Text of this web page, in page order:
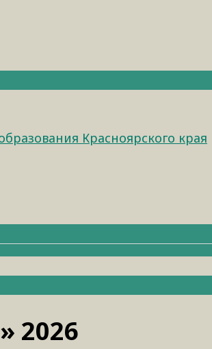
Красноярского края
2026